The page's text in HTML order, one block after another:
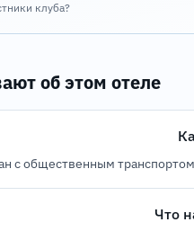
клуба?
об этом отеле
с общественным
Что